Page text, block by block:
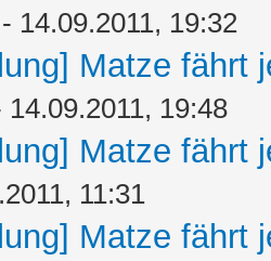
- 14.09.2011, 19:32
Matze fährt
14.09.2011, 19:48
Matze fährt
11:31
Matze fährt